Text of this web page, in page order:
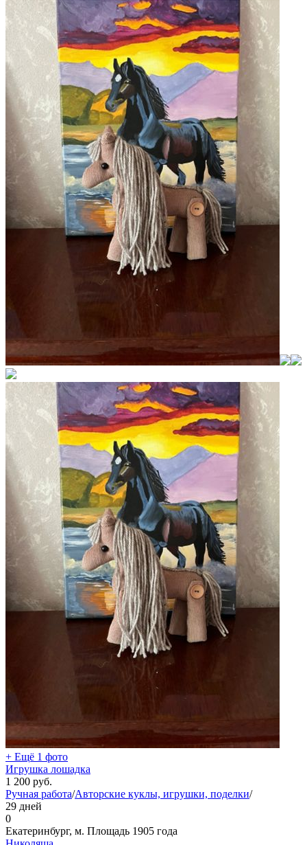
+ Ещё 1 фото
Игрушка лошадка
1 200 руб.
Ручная работа/Авторские куклы, игрушки, поделки/
29 дней
0
Екатеринбург, м. Площадь 1905 года